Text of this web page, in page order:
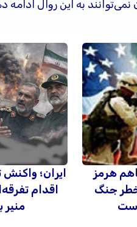
نمی‌توانند به این روال ادامه
هرمز
خطر جنگ
ایران؛
اقدام
منیر